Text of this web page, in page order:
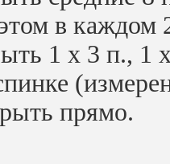
в
1 x 3 п., 1
прямо.